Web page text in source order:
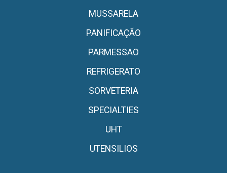
MUSSARELA
PANIFICAÇÃO
PARMESSAO
REFRIGERATO
SORVETERIA
SPECIALTIES
UHT
UTENSILIOS